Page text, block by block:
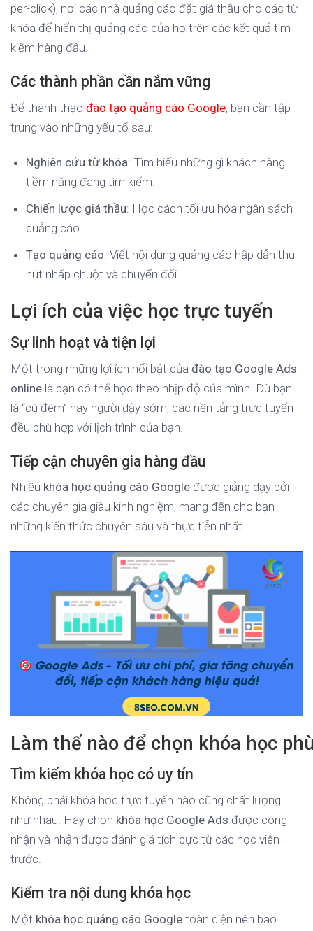
per-click), nơi các nhà quảng cáo đặt giá thầu cho các từ
khóa để hiển thị quảng cáo của họ trên các kết quả tìm
kiếm hàng đầu.
Các thành phần cần nắm vững
Để thành thạo đào tạo quảng cáo Google, bạn cần tập
trung vào những yếu tố sau:
Nghiên cứu từ khóa: Tìm hiểu những gì khách hàng
tiềm năng đang tìm kiếm.
Chiến lược giá thầu: Học cách tối ưu hóa ngân sách
quảng cáo.
Tạo quảng cáo: Viết nội dung quảng cáo hấp dẫn thu
hút nhấp chuột và chuyển đổi.
Lợi ích của việc học trực tuyến
Sự linh hoạt và tiện lợi
Một trong những lợi ích nổi bật của đào tạo Google Ads
online là bạn có thể học theo nhịp độ của mình. Dù bạn
là “cú đêm” hay người dậy sớm, các nền tảng trực tuyến
đều phù hợp với lịch trình của bạn.
Tiếp cận chuyên gia hàng đầu
Nhiều khóa học quảng cáo Google được giảng dạy bởi
các chuyên gia giàu kinh nghiệm, mang đến cho bạn
những kiến thức chuyên sâu và thực tiễn nhất.
Làm thế nào để chọn khóa học
Tìm kiếm khóa học có uy tín
Không phải khóa học trực tuyến nào cũng chất lượng
như nhau. Hãy chọn khóa học Google Ads được công
nhận và nhận được đánh giá tích cực từ các học viên
trước.
Kiểm tra nội dung khóa học
Một khóa học quảng cáo Google toàn diện nên bao